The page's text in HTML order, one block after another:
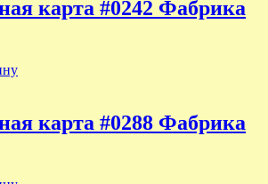
карта #0242 Фабрика
карта #0288 Фабрика